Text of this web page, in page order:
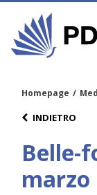
Homepage /
INDIETRO
Belle-
marzo